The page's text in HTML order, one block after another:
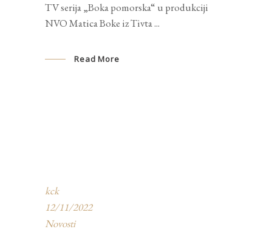
TV serija „Boka pomorska“ u produkciji
NVO Matica Boke iz Tivta
Read More
kck
12/11/2022
Novosti